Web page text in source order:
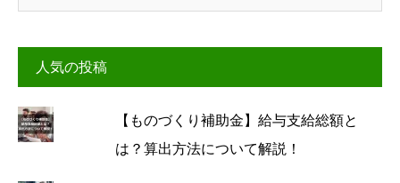
人気の投稿
【ものづくり補助金】給与支給総額と
は？算出方法について解説！